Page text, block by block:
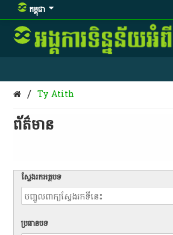
កម្ពុជា
/ Ty Atith
ព័ត៌មាន​
ស្វែងរកអត្ថបទ
ប្រធានបទ